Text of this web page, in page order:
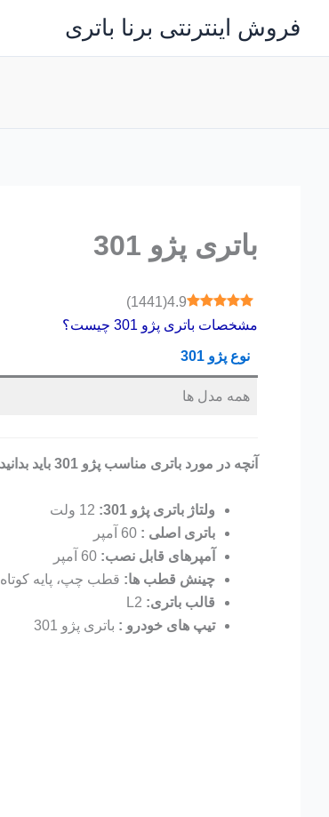
محتوا
فروش اینترنتی برنا باتری
باتری پژو 301
4.9
(
1441
)
مشخصات باتری پژو 301 چیست؟
نوع پژو 301
همه مدل ها
آنچه در مورد باتری مناسب پژو 301 باید بدانید
ولتاژ باتری پژو 301:
باتری اصلی :
آمپرهای قابل نصب:
چینش قطب ها: قطب چپ، پایه کوتاه
قالب باتری:
تیپ های خودرو : باتری پژو 301